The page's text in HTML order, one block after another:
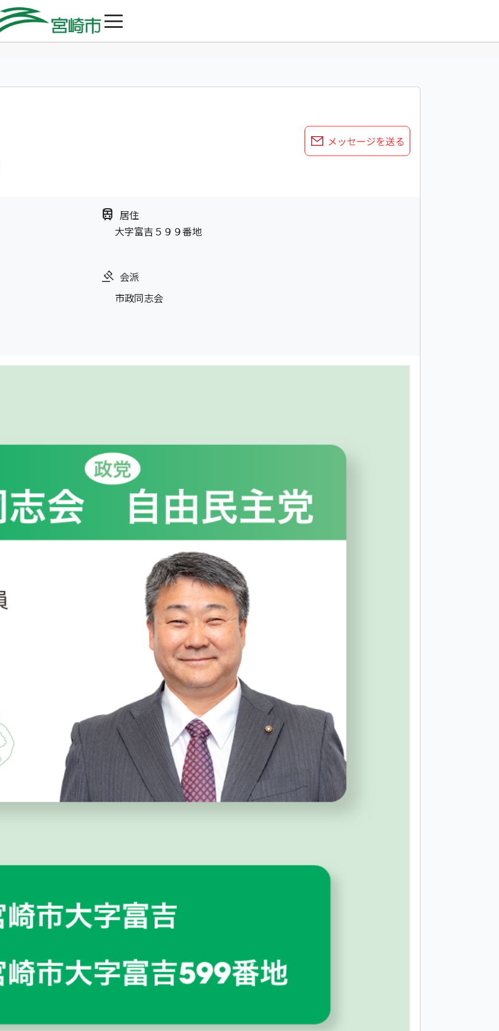
メッセージを送る
train 居住
大字富吉５９９番地
会派
市政同志会